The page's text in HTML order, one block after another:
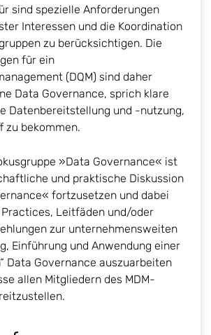
sind spezielle Anforderungen
Interessen und die Koordination
zu berücksichtigen. Die
für ein
(DQM) sind daher
Data Governance, sprich klare
Datenbereitstellung und -nutzung,
zu bekommen.
»Data Governance« ist
und praktische Diskussion
fortzusetzen und dabei
Practices, Leitfäden und/oder
zur unternehmensweiten
Einführung und Anwendung einer
Data Governance auszuarbeiten
allen Mitgliedern des MDM-